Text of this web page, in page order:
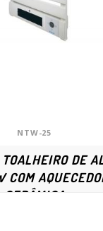
NTW-25
DE
CERÂMICA